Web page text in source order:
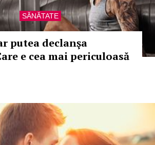
SĂNĂTATE
putea declanşa
e cea mai periculoasă